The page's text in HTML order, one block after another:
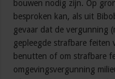
bouwen nodig zijn. Op
besproken kan, als uit
gevaar dat de vergunning
gepleegde strafbare
benutten of om strafbare
omgevingsvergunning